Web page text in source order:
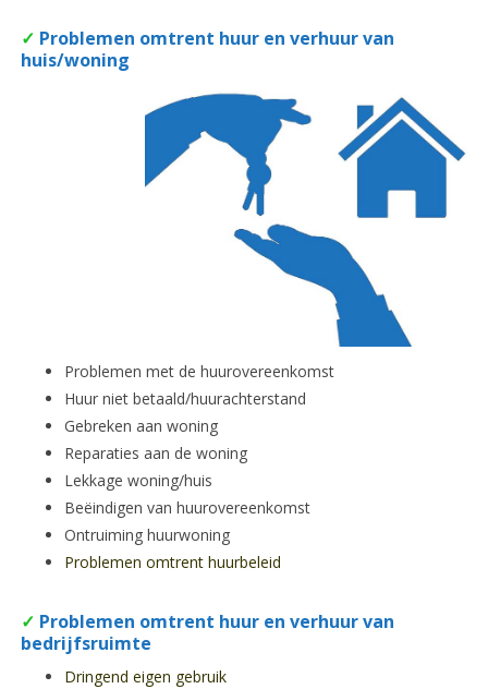
✓ Problemen omtrent huur en verhuur van
huis/woning
Problemen met de huurovereenkomst
Huur niet betaald/huurachterstand
Gebreken aan woning
Reparaties aan de woning
Lekkage woning/huis
Beëindigen van huurovereenkomst
Ontruiming huurwoning
Problemen omtrent huurbeleid
✓ Problemen omtrent huur en verhuur van
bedrijfsruimte
Dringend eigen gebruik